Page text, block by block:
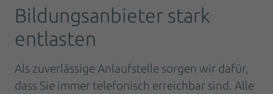
Bildungsanbieter stark
entlasten
Als zuverlässige Anlaufstelle sorgen wir dafür,
dass Sie immer telefonisch erreichbar sind. Alle